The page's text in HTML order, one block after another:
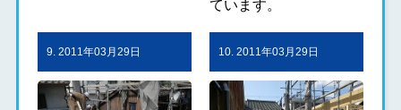
ています。
9. 2011年03月29日 10. 2011年03月29日